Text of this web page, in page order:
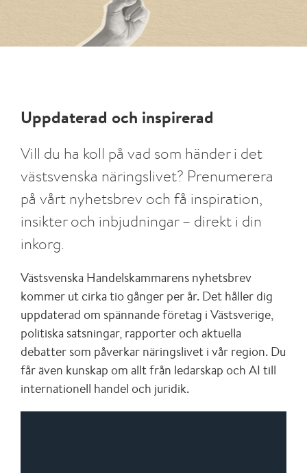
Uppdaterad och inspirerad
Vill du ha koll på vad som händer i det
västsvenska näringslivet? Prenumerera
på vårt nyhetsbrev och få inspiration,
insikter och inbjudningar – direkt i din
inkorg.
Västsvenska Handelskammarens nyhetsbrev
kommer ut cirka tio gånger per år. Det håller dig
uppdaterad om spännande företag i Västsverige,
politiska satsningar, rapporter och aktuella
debatter som påverkar näringslivet i vår region. Du
får även kunskap om allt från ledarskap och AI till
internationell handel och juridik.